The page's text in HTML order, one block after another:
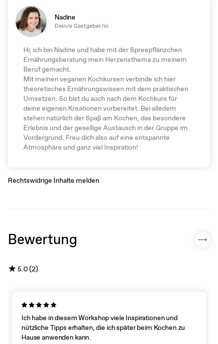
Nadine
Dein/e Gastgeber/in
Hi, ich bin Nadine und habe mit der Spreepflänzchen
Ernährungsberatung mein Herzensthema zu meinem
Beruf gemacht.
Mit meinen veganen Kochkursen verbinde ich hier
theoretisches Ernährungswissen mit dem praktischen
Umsetzen. So bist du auch nach dem Kochkurs für
deine eigenen Kreationen vorbereitet. Bei alledem
stehen natürlich der Spaß am Kochen, das besondere
Erlebnis und der gesellige Austausch in der Gruppe im
Vordergrund. Freu dich also auf eine entspannte
Atmosphäre und ganz viel Inspiration!
Rechtswidrige Inhalte melden
Bewertung
★5.0 (2)
Ich habe in diesem Workshop viele Inspirationen und
nützliche Tipps erhalten, die ich später beim Kochen zu
Hause anwenden kann.